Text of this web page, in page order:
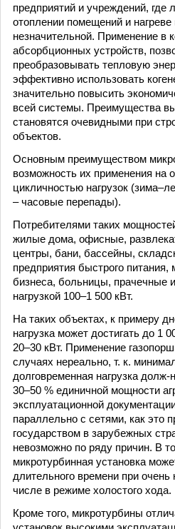
предприятий и учреждений, где
отоплении помещений и
незначительной. Применение в
абсорбционных устройств,
преобразовывать тепловую
эффективно использовать
значительно повысить
всей системы. Преимущества
становятся очевидными при
объектов.
Основным преимуществом
возможность их применения на
цикличностью нагрузок
– часовые перепады).
Потребителями таких
жилые дома, офисные,
центры, бани, бассейны,
предприятия быстрого питания,
бизнеса, больницы, прачечные
нагрузкой 100–1 500 кВт.
На таких объектах, к примеру
нагрузка может достигать до 1
20–30 кВт. Применение
случаях нереально, т. к.
долговременная нагрузка
30–50 % единичной мощности
эксплуатационной
параллельно с сетями, как это
государством в зарубежных
невозможно по ряду причин. В
микротурбинная установка
длительного времени при очень
числе в режиме холостого хода.
Кроме того, микротурбины